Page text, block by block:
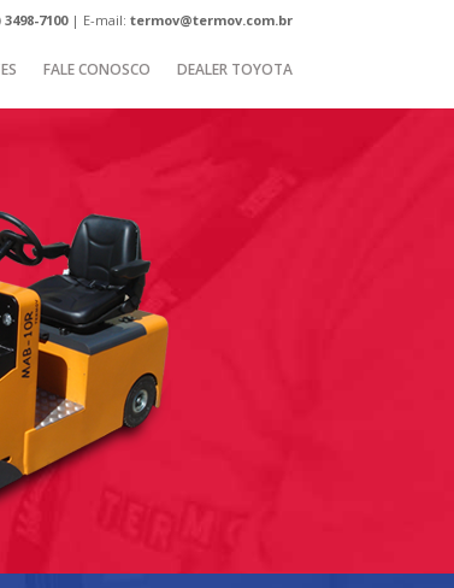
3498-7100 | E-mail: termov@termov.com.br
FALE CONOSCO DEALER TOYOTA